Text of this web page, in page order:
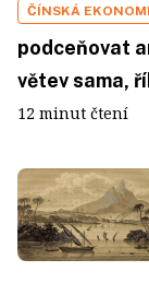
ČÍNSKÁ
podceňovat
větev sama,
12 minut čtení